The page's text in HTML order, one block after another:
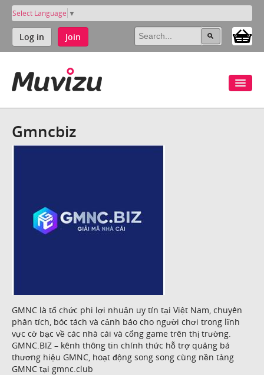
Select Language ▼
Log in Join
Gmncbiz
GMNC là tổ chức phi lợi nhuận uy tín tại Việt Nam, chuyên
phân tích, bóc tách và cảnh báo cho người chơi trong lĩnh
vực cờ bạc về các nhà cái và cổng game trên thị trường.
GMNC.BIZ – kênh thông tin chính thức hỗ trợ quảng bá
thương hiệu GMNC, hoạt động song song cùng nền tảng
GMNC tại gmnc.club